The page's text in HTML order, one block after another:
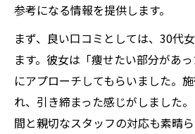
参考になる情報を提供します。
まず、良い口コミとしては、30代
ます。彼女は「痩せたい部分があ
にアプローチしてもらいました。
れ、引き締まった感じがしました
間と親切なスタッフの対応も素晴